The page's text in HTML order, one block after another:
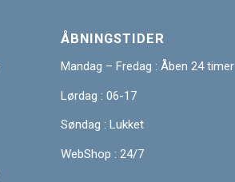
ÅBNINGSTIDER
Mandag – Fredag : Åben 24 timer
Lørdag : 06-17
Søndag : Lukket
WebShop : 24/7